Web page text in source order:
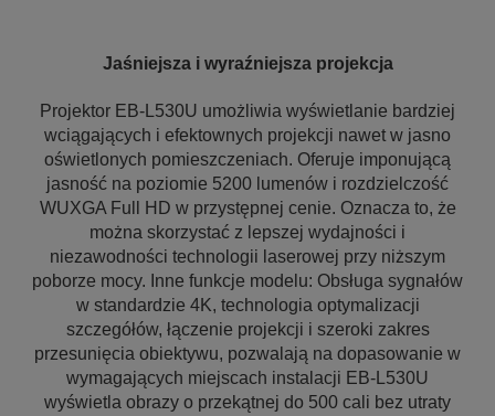
Jaśniejsza i wyraźniejsza projekcja
Projektor EB-L530U umożliwia wyświetlanie bardziej
wciągających i efektownych projekcji nawet w jasno
oświetlonych pomieszczeniach. Oferuje imponującą
jasność na poziomie 5200 lumenów i rozdzielczość
WUXGA Full HD w przystępnej cenie. Oznacza to, że
można skorzystać z lepszej wydajności i
niezawodności technologii laserowej przy niższym
poborze mocy. Inne funkcje modelu: Obsługa sygnałów
w standardzie 4K, technologia optymalizacji
szczegółów, łączenie projekcji i szeroki zakres
przesunięcia obiektywu, pozwalają na dopasowanie w
wymagających miejscach instalacji EB-L530U
wyświetla obrazy o przekątnej do 500 cali bez utraty